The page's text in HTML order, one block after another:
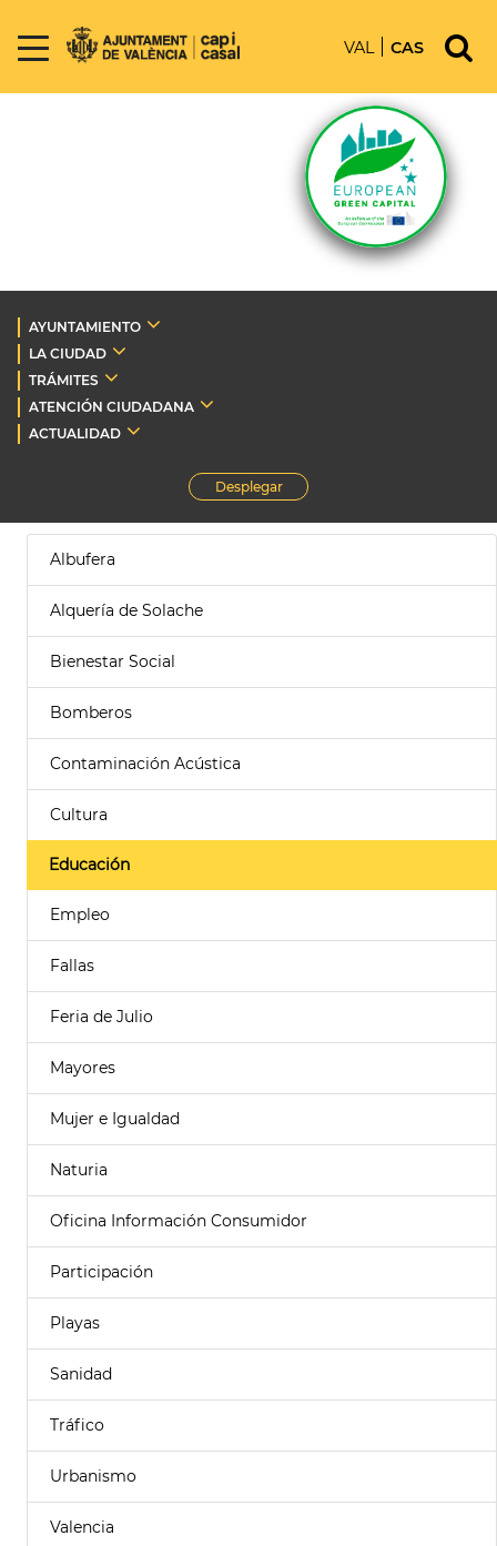
VAL CAS
AYUNTAMIENTO
LA CIUDAD
TRÁMITES
ATENCIÓN CIUDADANA
ACTUALIDAD
Desplegar
Albufera
Alquería de Solache
Bienestar Social
Bomberos
Contaminación Acústica
Cultura
Educación
Empleo
Fallas
Feria de Julio
Mayores
Mujer e Igualdad
Naturia
Oficina Información Consumidor
Participación
Playas
Sanidad
Tráfico
Urbanismo
Valencia